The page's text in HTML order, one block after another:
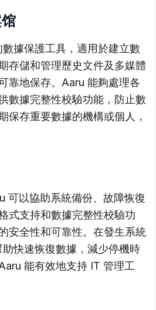
據保護工具，適用於建立數
存儲和管理歷史文件及多媒體
靠地保存。Aaru 能夠處理各
數據完整性校驗功能，防止數
保存重要數據的機構或個人，
可以協助系統備份、故障恢復
式支持和數據完整性校驗功
安全性和可靠性。在發生系統
快速恢復數據，減少停機時
能有效地支持 IT 管理工